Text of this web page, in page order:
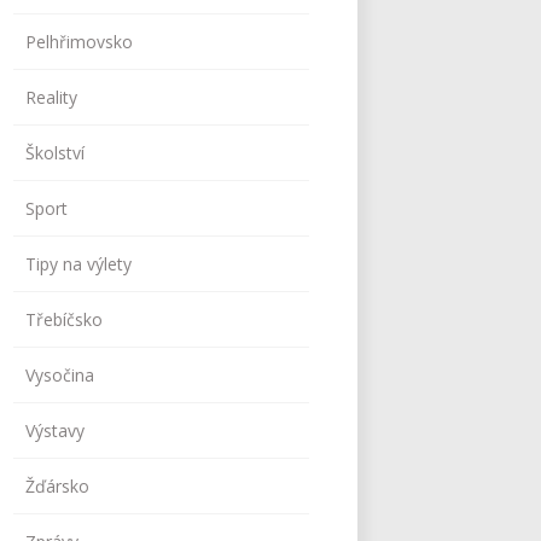
Pelhřimovsko
Reality
Školství
Sport
Tipy na výlety
Třebíčsko
Vysočina
Výstavy
Žďársko